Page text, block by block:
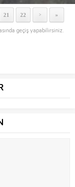
21 22 > »
geçiş yapabilirsiniz.